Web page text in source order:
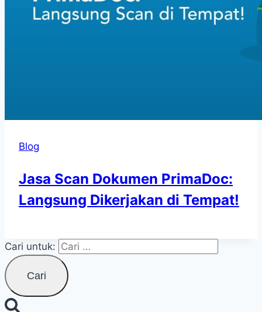
Blog
Jasa Scan Dokumen PrimaDoc:
Langsung Dikerjakan di Tempat!
Cari untuk: